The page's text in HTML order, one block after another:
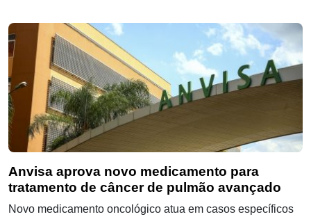
Anvisa aprova novo medicamento para
tratamento de câncer de pulmão avançado
Novo medicamento oncológico atua em casos específicos